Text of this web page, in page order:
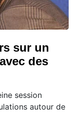
sur un
des
session
autour de